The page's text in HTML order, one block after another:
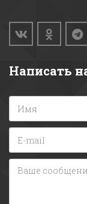
Написать